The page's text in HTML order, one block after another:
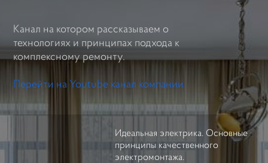
Канал на котором рассказываем о
технологиях и принципах подхода к
комплексному ремонту.
Перейти на Youtube канал компании
Идеальная электрика. Основные
принципы качественного
электромонтажа.